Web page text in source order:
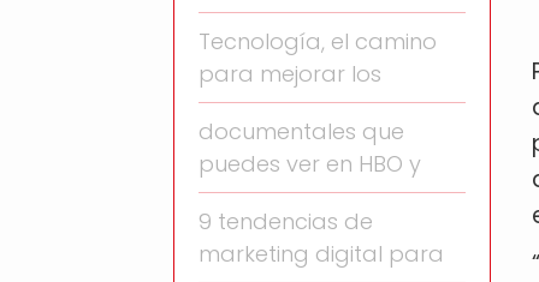
Tecnología, el camino
para mejorar los
documentales que
puedes ver en HBO y
9 tendencias de
marketing digital para